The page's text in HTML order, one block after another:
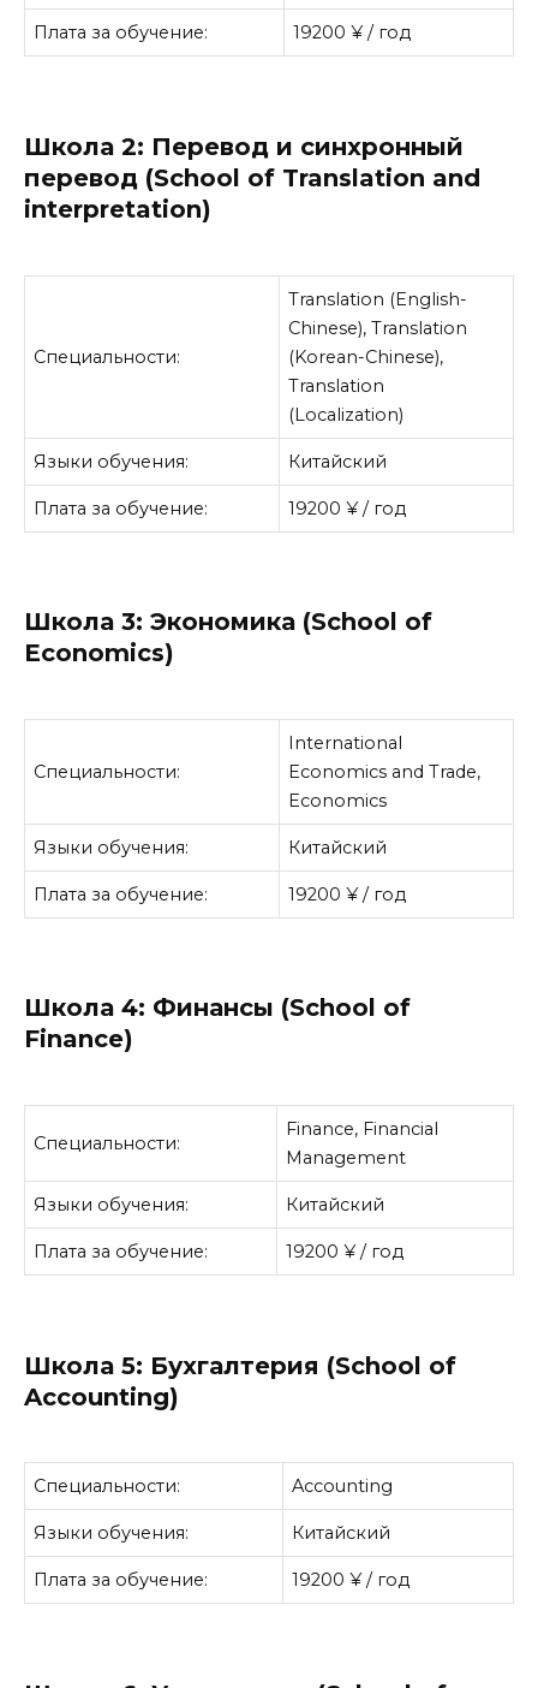
Плата за обучение: 19200 ¥ / год
Школа 2: Перевод и синхронный
перевод (School of Translation and
interpretation)
Специальности:
Translation (English-
Chinese), Translation
(Korean-Chinese),
Translation
(Localization)
Языки обучения: Китайский
Плата за обучение: 19200 ¥ / год
Школа 3: Экономика (School of
Economics)
Специальности:
International
Economics and Trade,
Economics
Языки обучения: Китайский
Плата за обучение: 19200 ¥ / год
Школа 4: Финансы (School of
Finance)
Специальности:
Finance, Financial
Management
Языки обучения: Китайский
Плата за обучение: 19200 ¥ / год
Школа 5: Бухгалтерия (School of
Accounting)
Специальности: Accounting
Языки обучения: Китайский
Плата за обучение: 19200 ¥ / год